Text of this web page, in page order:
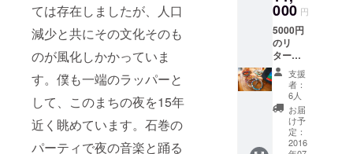
ては存在しましたが、人口
減少と共にその文化そのも
のが風化しかかっていま
す。僕も一端のラッパーと
して、このまちの夜を15年
近く眺めています。石巻の
パーティで夜の音楽と踊る
チケッ
ト3枚
000 円
5000円
のリ
ターン
+寿
DANCE
HALL
ロゴT
シャツ
(ボディ
白×プリ
支援
者：
6人
お届
け予
定：
2016